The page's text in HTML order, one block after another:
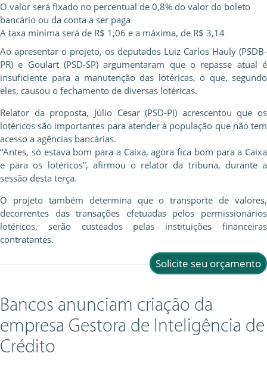
O valor será fixado no percentual de 0,8% do valor do boleto
bancário ou da conta a ser paga
A taxa mínima será de R$ 1,06 e a máxima, de R$ 3,14
Ao apresentar o projeto, os deputados Luiz Carlos Hauly (PSDB-
PR) e Goulart (PSD-SP) argumentaram que o repasse atual é
insuficiente para a manutenção das lotéricas, o que, segundo
eles, causou o fechamento de diversas lotéricas.
Relator da proposta, Júlio Cesar (PSD-PI) acrescentou que os
lotéricos são importantes para atender à população que não tem
acesso a agências bancárias.
“Antes, só estava bom para a Caixa, agora fica bom para a Caixa
e para os lotéricos”, afirmou o relator da tribuna, durante a
sessão desta terça.
O projeto também determina que o transporte de valores,
decorrentes das transações efetuadas pelos permissionários
lotéricos, serão custeados pelas instituições financeiras
contratantes.
Solicite seu orçamento
Bancos anunciam criação da
empresa Gestora de Inteligência de
Crédito